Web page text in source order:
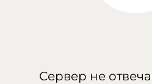
Сервер не